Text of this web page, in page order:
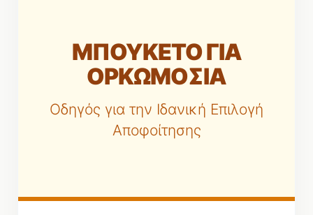
ΜΠΟΥΚΕΤΟ ΓΙΑ
ΟΡΚΩΜΟΣΙΑ
Οδηγός για την Ιδανική Επιλογή
Αποφοίτησης